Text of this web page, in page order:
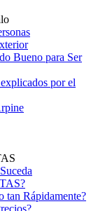
Bueno para Ser
por el
tan Rápidamente?